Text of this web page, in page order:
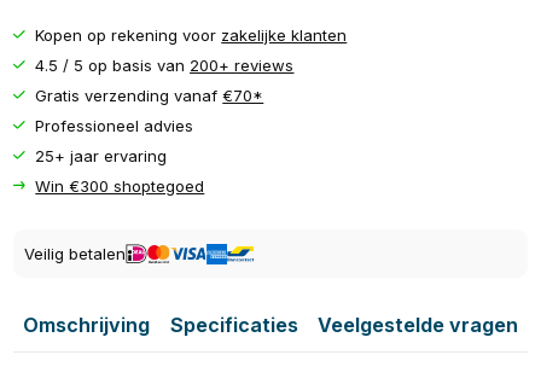
Kopen op rekening voor zakelijke klanten
4.5 / 5 op basis van 200+ reviews
Gratis verzending vanaf€70*
Professioneel advies
25+ jaar ervaring
Win €300 shoptegoed
Veilig betalen
Omschrijving Specificaties Veelgestelde vragen